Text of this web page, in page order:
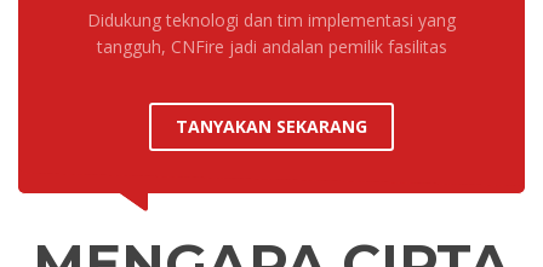
Didukung teknologi dan tim implementasi yang
tangguh, CNFire jadi andalan pemilik fasilitas
TANYAKAN SEKARANG